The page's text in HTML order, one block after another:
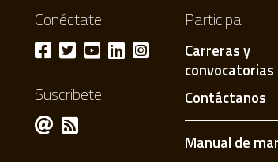
Conéctate
Suscribete
Participa
Carreras y
convocatorias
Contáctanos
Manual de